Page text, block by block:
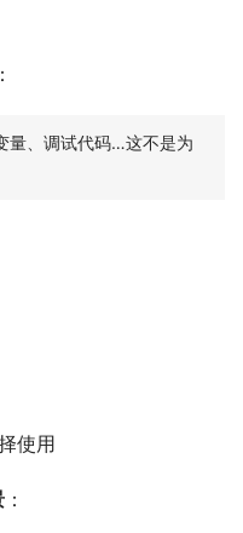
量、调试代码…这不是为
使用
：